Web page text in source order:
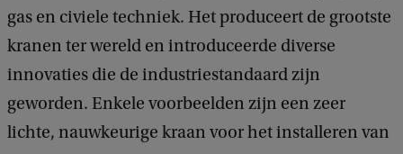
gas en civiele techniek. Het produceert de grootste
kranen ter wereld en introduceerde diverse
innovaties die de industriestandaard zijn
geworden. Enkele voorbeelden zijn een zeer
lichte, nauwkeurige kraan voor het installeren van